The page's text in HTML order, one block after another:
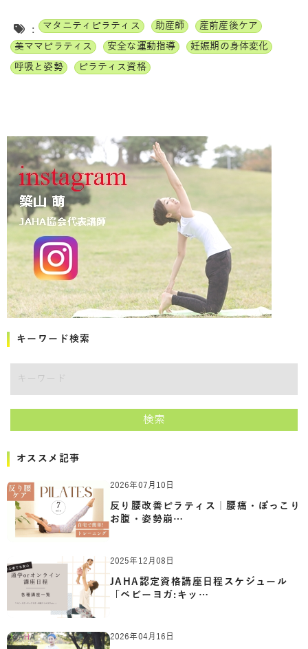
: マタニティピラティス 助産師
産前産後ケア
美ママピラティス
安全な運動指導
妊娠期の身体変化
呼吸と姿勢
ピラティス資格
キーワード検索
検索
オススメ記事
2026年07月10日
反り腰改善ピラティス｜腰痛・ぽっこり
お腹・姿勢崩…
2025年12月08日
JAHA認定資格講座日程スケジュール
「ベビーヨガ:キッ…
2026年04月16日